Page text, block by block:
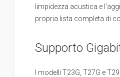
limpidezza acustica e
propria lista completa di
Supporto
I modelli T23G, T27G e